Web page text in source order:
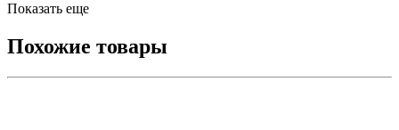
Показать еще
Похожие товары